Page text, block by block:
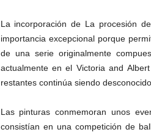
La incorporación de La procesión
importancia excepcional porque
de una serie originalmente
actualmente en el Victoria and
restantes continúa siendo desconocido.
Las pinturas conmemoran unos
consistían en una competición de